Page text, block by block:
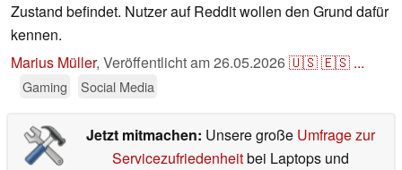
Zustand befindet. Nutzer auf Reddit wollen den Grund dafür
kennen.
Marius Müller, Veröffentlicht am26.05.2026🇺🇸🇪🇸 ...
Gaming Social Media
Jetzt mitmachen: Unsere große Umfrage zur
Servicezufriedenheitbei Laptops und